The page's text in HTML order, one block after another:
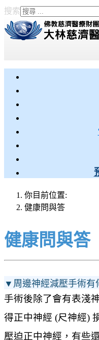
搜索
Type 2 or more
for results.
你目前位置:
健康問與答
健康問與答
▼周邊神經減壓手術有
手術後除了會有表淺
得正中神經 (尺神經)
壓迫正中神經，有些